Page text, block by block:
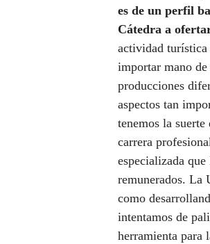
es de un perfil
Cátedra a
actividad turística
importar mano
producciones
aspectos tan
tenemos la
carrera
especializada
remunerados. La
como
intentamos de
herramienta para